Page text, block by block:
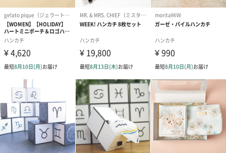
ダンボール装飾（ひま
わり）（720円）
ダンボール装飾（チュ
ーリップ）（720円）
ダンボール装
イトピンク×
ト）（580円）
刺繍名入れ